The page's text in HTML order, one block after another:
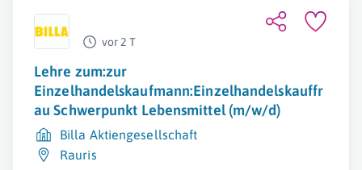
vor 2 T
Lehre zum:zur
Einzelhandelskaufmann:Einzelhandelskauffr
au Schwerpunkt Lebensmittel (m/w/d)
Billa Aktiengesellschaft
Rauris